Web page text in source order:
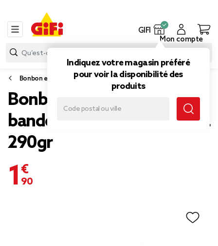
GIFI
Indiquez votre magasin préféré
pour voir la disponibilité des
produits
Mon compte
Bonbon et gourmandise
Bonbons Damel halal
bandes acidulées goût cola
290gr
1,90 €